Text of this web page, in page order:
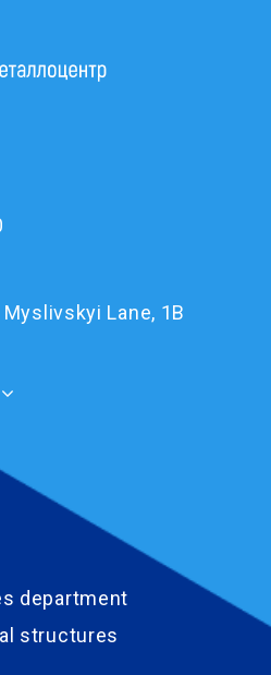
Myslivskyi Lane, 1B
department
structures